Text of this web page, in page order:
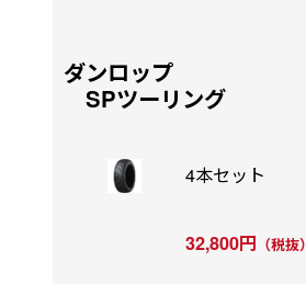
ダンロップ
SPツーリング
4本セット
32,800円 （税抜）